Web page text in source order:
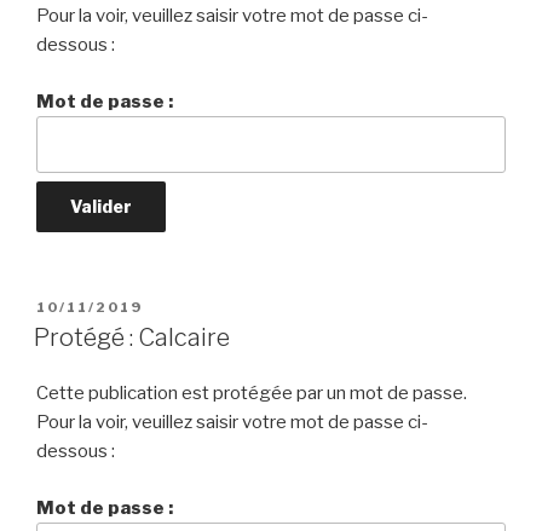
Pour la voir, veuillez saisir votre mot de passe ci-
dessous :
Mot de passe :
PUBLIÉ
LE
10/11/2019
Protégé : Calcaire
Cette publication est protégée par un mot de passe.
Pour la voir, veuillez saisir votre mot de passe ci-
dessous :
Mot de passe :